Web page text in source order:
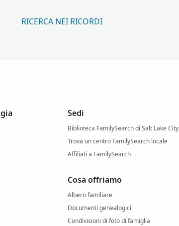
RICERCA NEI RICORDI
Sedi
Biblioteca FamilySearch di Salt Lake City
Trova un centro FamilySearch locale
Affiliati a FamilySearch
Cosa offriamo
Albero familiare
Documenti genealogici
Condivisioni di foto di famiglia